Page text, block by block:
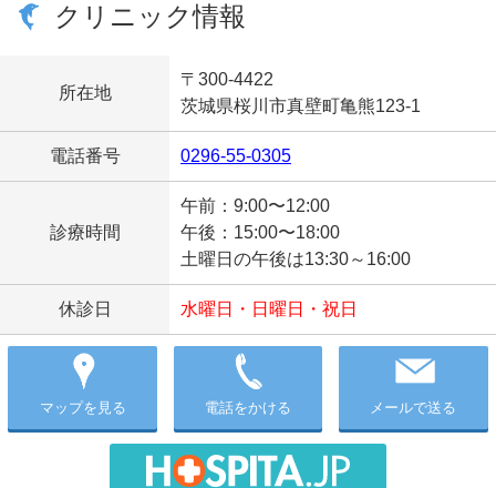
クリニック情報
所在地
〒300-4422
茨城県桜川市真壁町亀熊123-1
電話番号 0296-55-0305
診療時間
午前：9:00〜12:00
午後：15:00〜18:00
土曜日の午後は13:30～16:00
休診日 水曜日・日曜日・祝日
マップを見る 電話をかける メールで送る